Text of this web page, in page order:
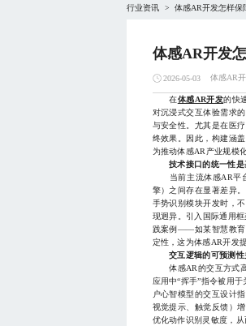
行业资讯 > 体感AR开发怎样保
体感AR开发
2026-05-03 体感AR
在体感AR开发的快
对沉浸式交互体验需求
与安全性。尤其是在医
终效果。因此，构建涵
为推动体感AR产业规模
技术接口的统一性
当前主流体感AR平台
擎）之间存在显著差异
手势识别模块开发时，
现迥异。引入国际通用
践案例——如某智慧教育
定性，这为体感AR开发
交互逻辑的可预测
体感AR的交互方式高
应用中“挥手”指令被用
户心智模型的交互设计
视觉提示、触觉反馈）
优化动作识别灵敏度，